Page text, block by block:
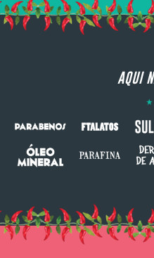
AQUI